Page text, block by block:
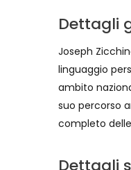
Dettagli
Joseph
linguaggio
ambito
suo percorso
completo
Dettagli